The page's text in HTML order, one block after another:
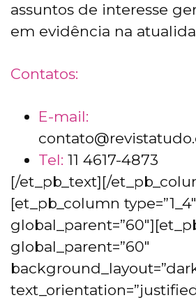
assuntos de interesse
em evidência na
Contatos:
E-mail:
Tel: 11 4617-4873
[/et_pb_text][/
[et_pb_column type=”1_4″
global_parent=”60″